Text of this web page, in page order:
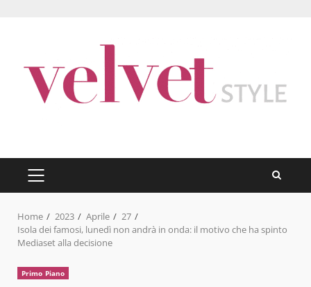
PRIMARY
MENU
Home 2023 Aprile
27
Isola dei famosi, lunedì non andrà in onda: il motivo che ha spinto
Mediaset alla decisione
Primo Piano